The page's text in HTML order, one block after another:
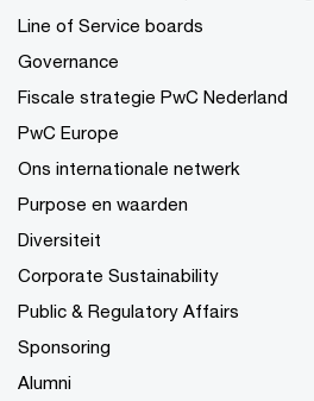
Line of Service boards
Governance
Fiscale strategie PwC Nederland
PwC Europe
Ons internationale netwerk
Purpose en waarden
Diversiteit
Corporate Sustainability
Public & Regulatory Affairs
Sponsoring
Alumni